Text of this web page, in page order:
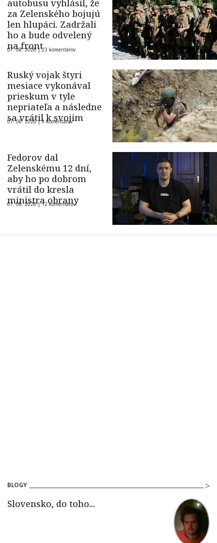
autobusu vyhlásil, že
za Zelenského bojujú
len hlupáci. Zadržali
ho a bude odvelený
na front
07. 08. 2026 |23 komentárov
Ruský vojak štyri
mesiace vykonával
prieskum v tyle
nepriateľa a následne
sa vrátil k svojim
07. 08. 2026 |9 komentárov
Fedorov dal
Zelenskému 12 dní,
aby ho po dobrom
vrátil do kresla
ministra obrany
07. 08. 2026 |12 komentárov
BLOGY